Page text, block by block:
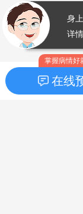
掌握病情好
在线
身
详情